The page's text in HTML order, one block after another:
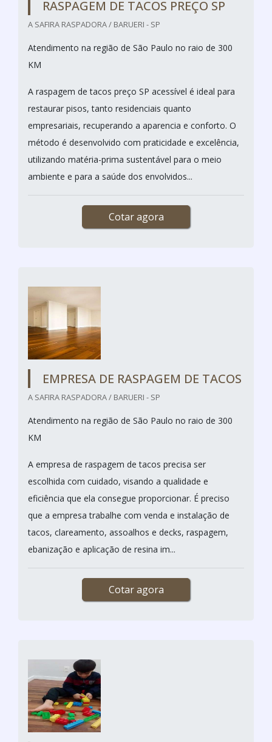
RASPAGEM DE TACOS PREÇO SP
A SAFIRA RASPADORA / BARUERI - SP
Atendimento na região de São Paulo no raio de 300
KM
A raspagem de tacos preço SP acessível é ideal para
restaurar pisos, tanto residenciais quanto
empresariais, recuperando a aparencia e conforto. O
método é desenvolvido com praticidade e excelência,
utilizando matéria-prima sustentável para o meio
ambiente e para a saúde dos envolvidos...
Cotar agora
EMPRESA DE RASPAGEM DE TACOS
A SAFIRA RASPADORA / BARUERI - SP
Atendimento na região de São Paulo no raio de 300
KM
A empresa de raspagem de tacos precisa ser
escolhida com cuidado, visando a qualidade e
eficiência que ela consegue proporcionar. É preciso
que a empresa trabalhe com venda e instalação de
tacos, clareamento, assoalhos e decks, raspagem,
ebanização e aplicação de resina im...
Cotar agora